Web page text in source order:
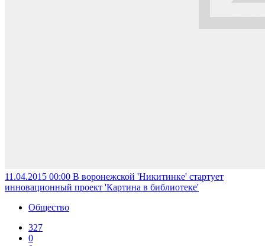
11.04.2015 00:00 В воронежской 'Никитинке' стартует
инновационный проект 'Картина в библиотеке'
Общество
327
0